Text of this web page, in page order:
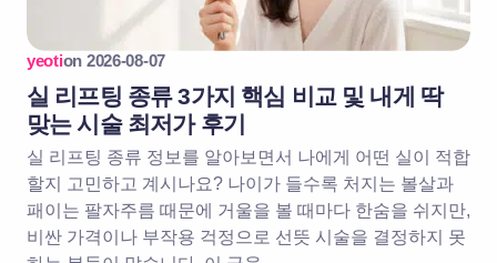
yeotion 2026-08-07
실 리프팅 종류 3가지 핵심 비교 및 내게 딱
맞는 시술 최저가 후기
실 리프팅 종류 정보를 알아보면서 나에게 어떤 실이 적합
할지 고민하고 계시나요? 나이가 들수록 처지는 볼살과
패이는 팔자주름 때문에 거울을 볼 때마다 한숨을 쉬지만,
비싼 가격이나 부작용 걱정으로 선뜻 시술을 결정하지 못